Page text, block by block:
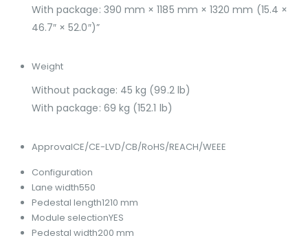
With package: 390 mm × 1185 mm × 1320 mm (15.4 ×
46.7″ × 52.0″)”
Weight
Without package: 45 kg (99.2 lb)
With package: 69 kg (152.1 lb)
ApprovalCE/CE-LVD/CB/RoHS/REACH/WEEE
Configuration
Lane width550
Pedestal length1210 mm
Module selectionYES
Pedestal width200 mm